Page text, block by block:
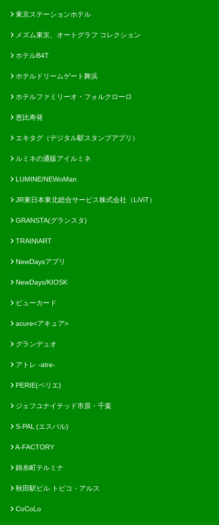
東京ステーションホテル
メズム東京、オートグラフ コレクション
ホテルB4T
ホテルドリームゲート舞浜
ホテルファミリーオ・フォルクローロ
恵比寿発
エキタグ（デジタル駅スタンプアプリ）
ルミネの通販アイルミネ
LUMINE/NEWoMan
JR東日本東北総合サービス株式会社（LiViT）
GRANSTA(グランスタ)
TRAINIART
NewDaysアプリ
NewDays/KIOSK
ビューカード
acure<アキュア>
グランデュオ
アトレ -atre-
PERIE(ペリエ)
ジェフユナイテッド市原・千葉
S-PAL (エスパル)
A-FACTORY
錦糸町テルミナ
秋田駅ビル トピコ・アルス
CoCoLo